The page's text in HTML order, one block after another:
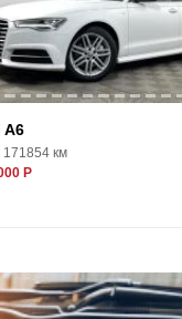
A6
171854 км
Р